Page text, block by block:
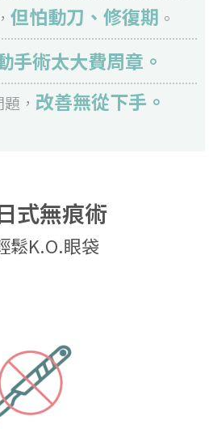
但怕動刀、修復期 。
手術太大費周章。
， 改善無從下手。
式無痕術
鬆K.O.眼袋